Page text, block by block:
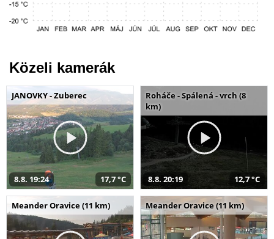
Közeli kamerák
JANOVKY - Zuberec
8.8. 19:24 17,7 °C
Roháče - Spálená - vrch (8
km)
8.8. 20:19 12,7 °C
Meander Oravice (11 km) Meander Oravice (11 km)